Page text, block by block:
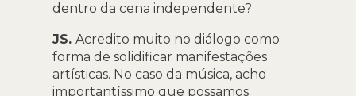
dentro da cena independente?
JS. Acredito muito no diálogo como
forma de solidificar manifestações
artísticas. No caso da música, acho
importantíssimo que possamos